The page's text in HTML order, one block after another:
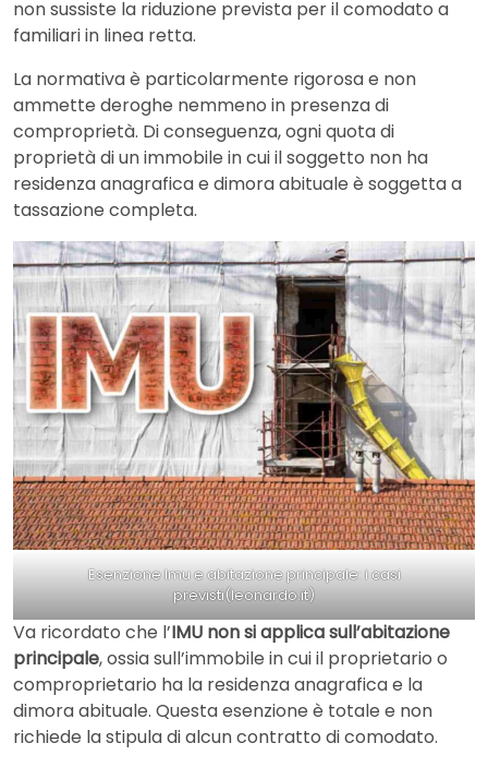
non sussiste la riduzione prevista per il comodato a
familiari in linea retta.
La normativa è particolarmente rigorosa e non
ammette deroghe nemmeno in presenza di
comproprietà. Di conseguenza, ogni quota di
proprietà di un immobile in cui il soggetto non ha
residenza anagrafica e dimora abituale è soggetta a
tassazione completa.
Esenzione Imu e abitazione principale: i casi
previsti(leonardo.it)
Va ricordato che l’IMU non si applica sull’abitazione
principale, ossia sull’immobile in cui il proprietario o
comproprietario ha la residenza anagrafica e la
dimora abituale. Questa esenzione è totale e non
richiede la stipula di alcun contratto di comodato.